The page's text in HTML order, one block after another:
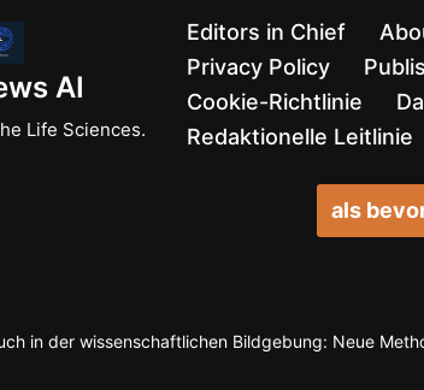
AI
Life Sciences.
Editors in Chief
Privacy Policy
Cookie-Richtlinie
Redaktionelle Leitlinie
als
in der wissenschaftlichen Bildgebung: Neue